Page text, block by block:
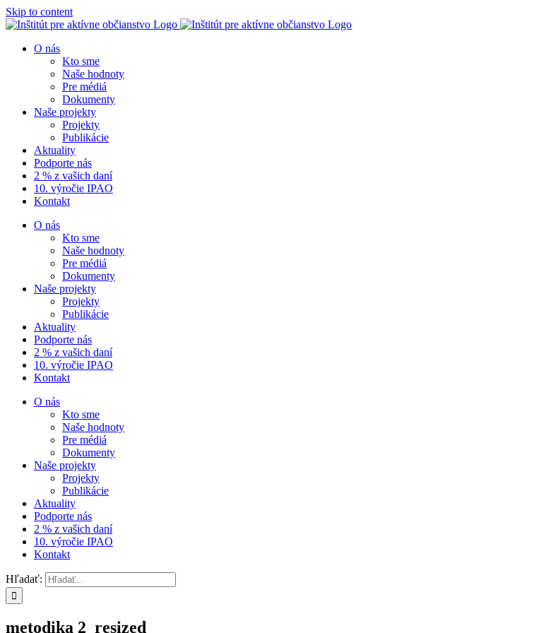
Skip to content
O nás
Kto sme
Naše hodnoty
Pre médiá
Dokumenty
Naše projekty
Projekty
Publikácie
Aktuality
Podporte nás
2 % z vašich daní
10. výročie IPAO
Kontakt
O nás
Kto sme
Naše hodnoty
Pre médiá
Dokumenty
Naše projekty
Projekty
Publikácie
Aktuality
Podporte nás
2 % z vašich daní
10. výročie IPAO
Kontakt
O nás
Kto sme
Naše hodnoty
Pre médiá
Dokumenty
Naše projekty
Projekty
Publikácie
Aktuality
Podporte nás
2 % z vašich daní
10. výročie IPAO
Kontakt
Hľadať:
metodika 2_resized